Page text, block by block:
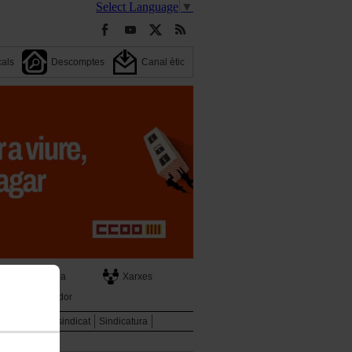
Select Language ▼
Descomptes Canal ètic
Agenda
Xarxes
Cercador
El teu sindicat Sindicatura